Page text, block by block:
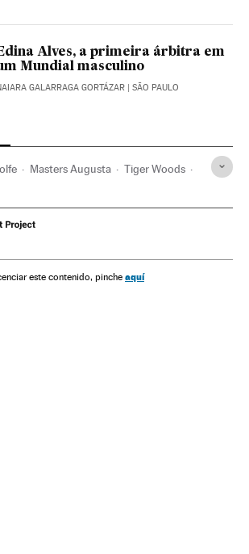
Alves, a primeira árbitra em
Mundial masculino
GALARRAGA GORTÁZAR | SÃO PAULO
Masters Augusta Tiger Woods
Acidente tráfego
este contenido, pinche aquí